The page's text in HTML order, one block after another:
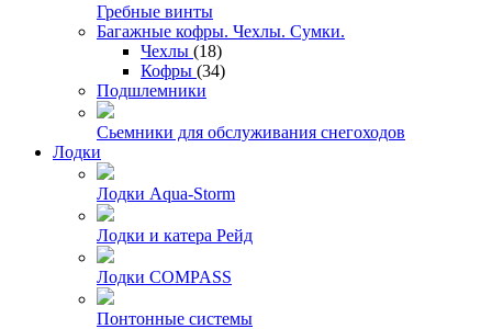
Гребные винты
Багажные кофры. Чехлы. Сумки.
Чехлы (18)
Кофры (34)
Подшлемники
Сьемники для обслуживания снегоходов
Лодки
Лодки Aqua-Storm
Лодки и катера Рейд
Лодки COMPASS
Понтонные системы